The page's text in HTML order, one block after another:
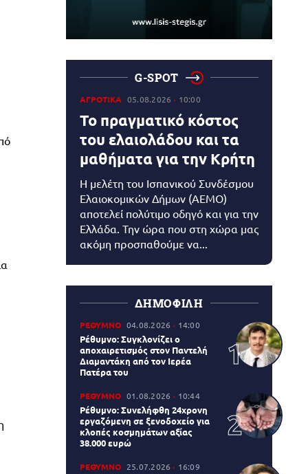
G-SPOT
ΑΓΡΟΤΙΚΑ 05.08.2026 10:00
Το πραγματικό κόστος
του ελαιολάδου και τα
μαθήματα για την Κρήτη
Η μελέτη του Ισπανικού Συνδέσμου
Ελαιοκομικών Δήμων (AEMO)
αποτελεί πολύτιμο οδηγό και για την
Ελλάδα. Την ώρα που στη χώρα μας
ακόμη προσπαθούμε να...
ΔΗΜΟΦΙΛΗ
ΡΕΘΥΜΝΟ 04.08.2026 14:00
Ρέθυμνο: Συγκλονίζει ο
αποχαιρετισμός στον Παντελή
Διαμαντάκη από τον Ιερέα
Πατέρα του
ΡΕΘΥΜΝΟ 01.08.2026 10:44
Ρέθυμνο: Συνελήφθη 24χρονη
εργαζόμενη σε ξενοδοχείο για
κλοπές κοσμημάτων αξίας
38.000 ευρώ
ΡΕΘΥΜΝΟ 25.07.2026 16:09